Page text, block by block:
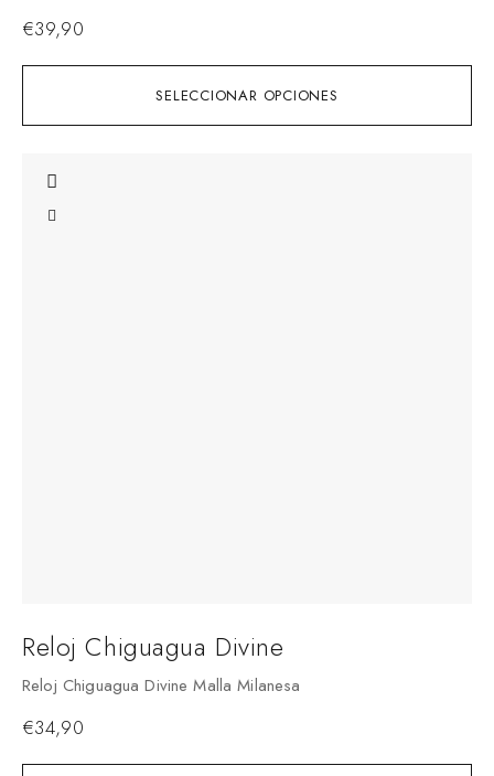
SELECCIONAR OPCIONES
€39,90
Reloj Chiguagua Divine
Reloj Chiguagua Divine Malla Milanesa
€34,90